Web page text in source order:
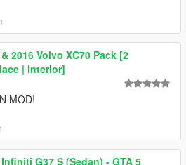
2016 Volvo XC70 Pack [2
| Interior]
MOD!
G37 S (Sedan) - GTA 5